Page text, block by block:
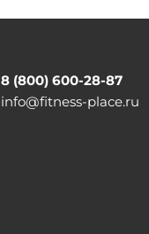
8 (800) 600-28-87
info@fitness-place.ru